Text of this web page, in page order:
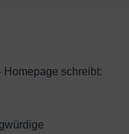
Homepage schreibt: